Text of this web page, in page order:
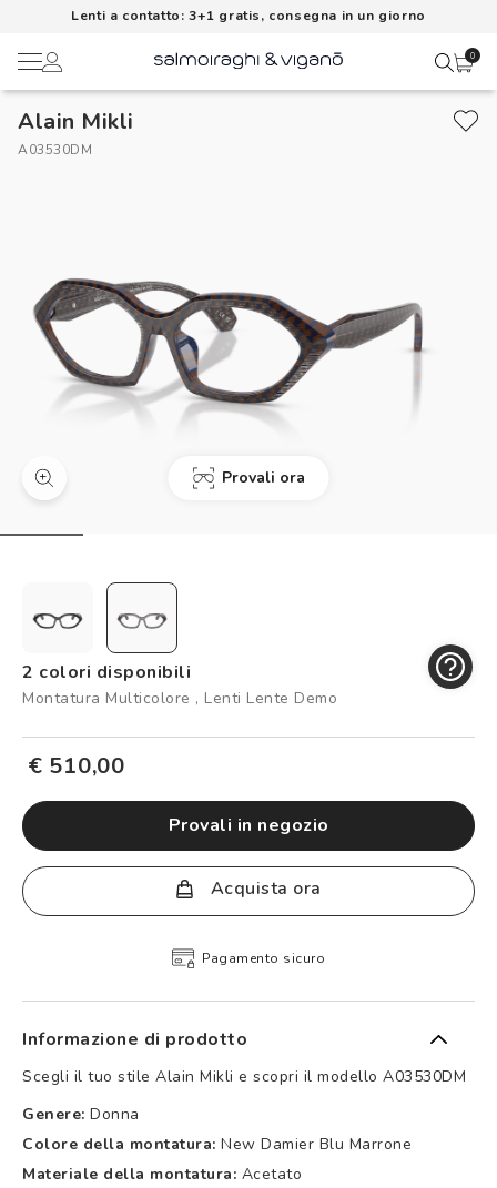
Lenti a contatto: 3+1 gratis, consegna in un giorno
0
Lenti a contatto
AI Glasses
Brand
Metodi di pagamento
I miei ordini
Controllo visivo
Logout
Alain Mikli
A03530DM
Provali ora
2 colori disponibili
Montatura Multicolore , Lenti Lente Demo
€ 510,00
provali in negozio
Acquista ora
Pagamento sicuro
Informazione di prodotto
Scegli il tuo stile Alain Mikli e scopri il modello A03530DM
Genere: Donna
Colore della montatura: New Damier Blu Marrone
Materiale della montatura: Acetato